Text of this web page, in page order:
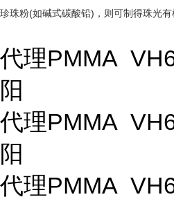
珍珠粉(如碱式碳酸铅) ，则可制得珠光有
代理PMMA
阳
代理PMMA
阳
代理PMMA